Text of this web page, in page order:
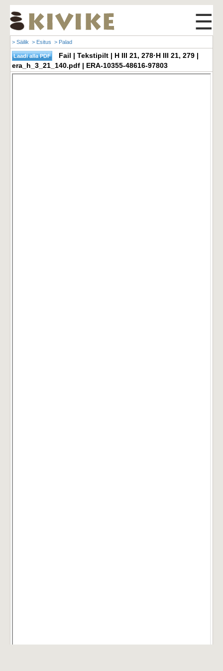
☰
> Säilik > Esitus > Palad
Fail | Tekstipilt | H III 21, 278·H III 21, 279 |
era_h_3_21_140.pdf | ERA-10355-48616-97803